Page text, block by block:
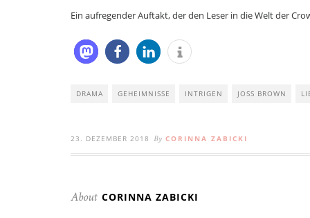
Ein aufregender Auftakt, der den Leser in die Welt der
DRAMA GEHEIMNISSE INTRIGEN JOSS BROWN
23. DEZEMBER 2018 By CORINNA ZABICKI
About CORINNA ZABICKI